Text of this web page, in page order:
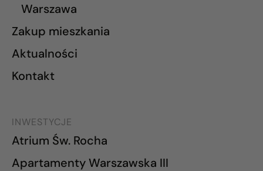
Warszawa
Zakup mieszkania
Aktualności
Kontakt
INWESTYCJE
Atrium Św. Rocha
Apartamenty Warszawska III